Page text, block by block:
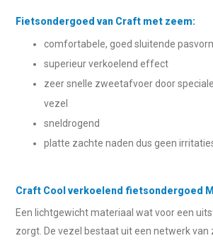
Fietsondergoed van Craft met zeem:
comfortabele, goed sluitende
superieur verkoelend effect
zeer snelle zweetafvoer door
vezel
sneldrogend
platte zachte naden dus geen
Craft Cool verkoelend fietsondergoed
Een lichtgewicht materiaal wat voor een
zorgt. De vezel bestaat uit een netwerk van